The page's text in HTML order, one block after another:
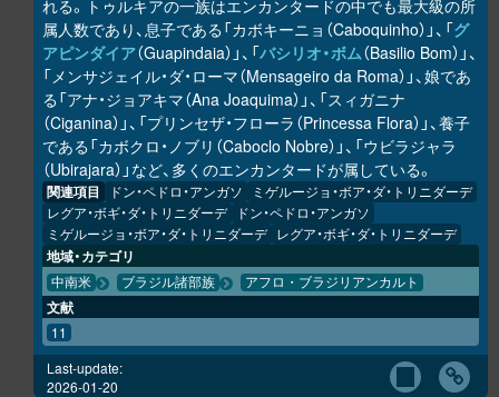
れる。トゥルキアの一族はエンカンタードの中でも最大級の所
属人数であり、息子である「カボキーニョ（Caboquinho）」、「グ
アピンダイア（Guapindaia）」、「バシリオ・ボム（Basilio Bom）」、
「メンサジェイル・ダ・ローマ（Mensageiro da Roma）」、娘であ
る「アナ・ジョアキマ（Ana Joaquima）」、「スィガニナ
（Ciganina）」、「プリンセザ・フローラ（Princessa Flora）」、養子
である「カボクロ・ノブリ（Caboclo Nobre）」、「ウビラジャラ
（Ubirajara）」など、多くのエンカンタードが属している。
関連項目 ドン・ペドロ・アンガソ
ミゲルージョ・ボア・ダ・トリニダーデ
レグア・ボギ・ダ・トリニダーデ
ドン・ペドロ・アンガソ
ミゲルージョ・ボア・ダ・トリニダーデ レグア・ボギ・ダ・トリニダーデ
地域・カテゴリ
中南米 ブラジル諸部族 アフロ・ブラジリアンカルト
文献
11
Last-update:
2026-01-20